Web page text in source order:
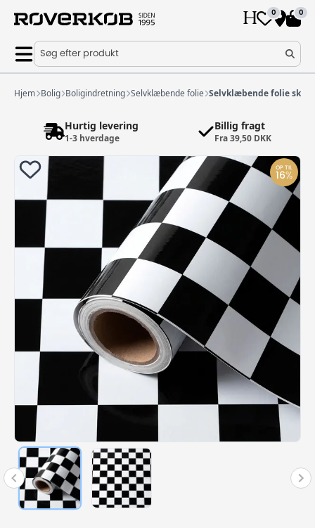
0 0
Søg efter produkt
Hjem Bolig Boligindretning Selvklæbende folie Selvklæbende folie
Hurtig levering
1-3 hverdage
Billig fragt
Fra 39,50 DKK
OP TIL
16%